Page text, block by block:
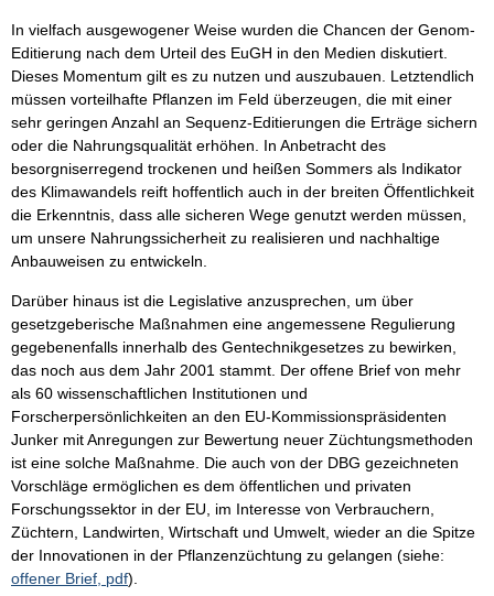
In vielfach ausgewogener Weise wurden die Chancen der Genom-
Editierung nach dem Urteil des EuGH in den Medien diskutiert.
Dieses Momentum gilt es zu nutzen und auszubauen. Letztendlich
müssen vorteilhafte Pflanzen im Feld überzeugen, die mit einer
sehr geringen Anzahl an Sequenz-Editierungen die Erträge sichern
oder die Nahrungsqualität erhöhen. In Anbetracht des
besorgniserregend trockenen und heißen Sommers als Indikator
des Klimawandels reift hoffentlich auch in der breiten Öffentlichkeit
die Erkenntnis, dass alle sicheren Wege genutzt werden müssen,
um unsere Nahrungssicherheit zu realisieren und nachhaltige
Anbauweisen zu entwickeln.
Darüber hinaus ist die Legislative anzusprechen, um über
gesetzgeberische Maßnahmen eine angemessene Regulierung
gegebenenfalls innerhalb des Gentechnikgesetzes zu bewirken,
das noch aus dem Jahr 2001 stammt. Der offene Brief von mehr
als 60 wissenschaftlichen Institutionen und
Forscherpersönlichkeiten an den EU-Kommissionspräsidenten
Junker mit Anregungen zur Bewertung neuer Züchtungsmethoden
ist eine solche Maßnahme. Die auch von der DBG gezeichneten
Vorschläge ermöglichen es dem öffentlichen und privaten
Forschungssektor in der EU, im Interesse von Verbrauchern,
Züchtern, Landwirten, Wirtschaft und Umwelt, wieder an die Spitze
der Innovationen in der Pflanzenzüchtung zu gelangen (siehe:
offener Brief, pdf).